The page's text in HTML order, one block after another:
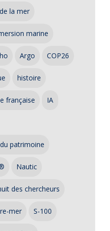
la mer
marine
Argo COP26
histoire
française IA
patrimoine
Nautic
des chercheurs
mer S-100